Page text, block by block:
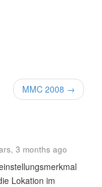
MMC 2008 →
3 months ago
Lokation im